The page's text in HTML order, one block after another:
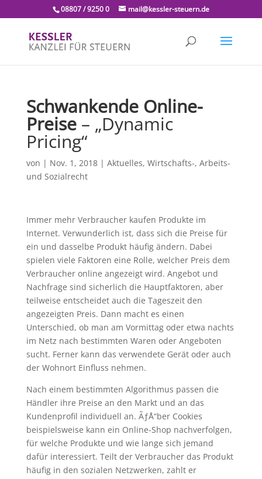
08807 / 9250 0 mail@kessler-steuern.de
Schwankende Online-
Preise– „Dynamic
Pricing“
von | Nov. 1, 2018| Aktuelles, Wirtschafts-, Arbeits-
und Sozialrecht
Immer mehr Verbraucher kaufen Produkte im
Internet. Verwunderlich ist, dass sich die Preise für
ein und dasselbe Produkt häufig ändern. Dabei
spielen viele Faktoren eine Rolle, welcher Preis dem
Verbraucher online angezeigt wird. Angebot und
Nachfrage sind sicherlich die Hauptfaktoren, aber
teilweise entscheidet auch die Tageszeit den
angezeigten Preis. Dann macht es einen
Unterschied, ob man am Vormittag oder etwa nachts
im Netz nach bestimmten Waren oder Angeboten
sucht. Ferner kann das verwendete Gerät oder auch
der Wohnort Einfluss nehmen.
Nach einem bestimmten Algorithmus passen die
Händler ihre Preise an den Markt und an das
Kundenprofil individuell an. ÃƒÅ“ber Cookies
beispielsweise kann ein Online-Shop nachverfolgen,
für welche Produkte und wie lange sich jemand
dafür interessiert. Teilt der Verbraucher das Produkt
häufig in den sozialen Netzwerken, zahlt er